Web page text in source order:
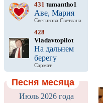
431 tumantho1
Аве, Мария
Светикова Светлана
428
Vladavtopilot
На дальнем
берегу
Сармат
Песня месяца
Июль 2026 года